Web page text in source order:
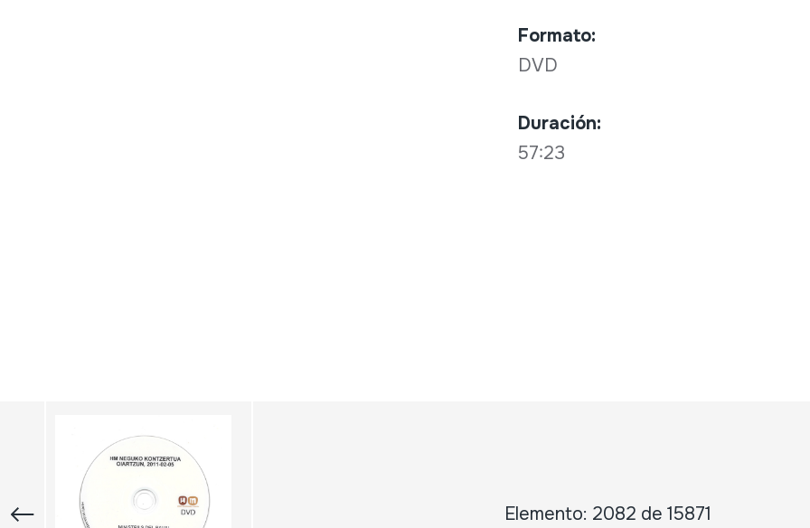
Formato:
DVD
Duración:
57:23
Elemento: 2082 de 15871